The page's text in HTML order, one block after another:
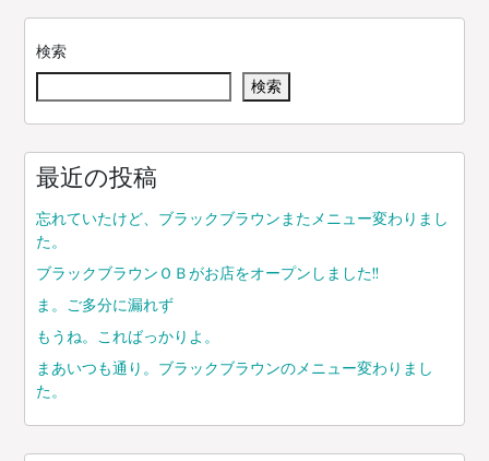
検索
検索
最近の投稿
忘れていたけど、ブラックブラウンまたメニュー変わりまし
た。
ブラックブラウンＯＢがお店をオープンしました!!
ま。ご多分に漏れず
もうね。こればっかりよ。
まあいつも通り。ブラックブラウンのメニュー変わりまし
た。